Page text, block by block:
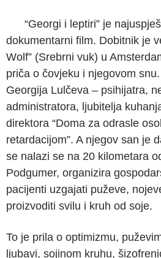
“Georgi i leptiri” je
dokumentarni film. Dobitnik je
Wolf” (Srebrni vuk) u
priča o čovjeku i njegovom
Georgija Lulčeva – psihijatra,
administratora, ljubitelja
direktora “Doma za odrasle
retardacijom”. A njegov san je
se nalazi se na 20 kilometara
Podgumer, organizira
pacijenti uzgajati puževe,
proizvoditi svilu i kruh od soje.
To je prila o optimizmu,
ljubavi, sojinom kruhu,